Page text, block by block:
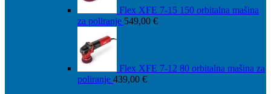
Flex XFE 7-15 150 orbitalna mašina
za poliranje 549,00 €
Flex XFE 7-12 80 orbitalna mašina za
poliranje 439,00 €